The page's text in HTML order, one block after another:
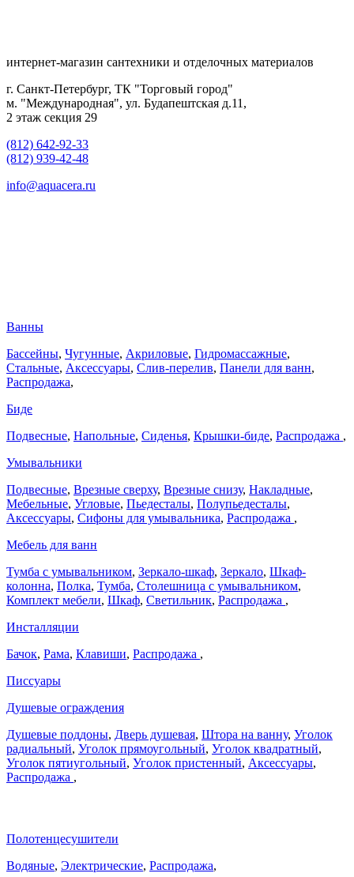
интернет-магазин сантехники и отделочных материалов
г. Санкт-Петербург, ТК "Торговый город"
м. "Международная", ул. Будапештская д.11,
2 этаж секция 29
(812) 642-92-33
(812) 939-42-48
info@aquacera.ru
Ванны
Бассейны, Чугунные, Акриловые, Гидромассажные,
Стальные, Аксессуары, Слив-перелив, Панели для ванн,
Распродажа,
Биде
Подвесные, Напольные, Сиденья, Крышки-биде, Распродажа ,
Умывальники
Подвесные, Врезные сверху, Врезные снизу, Накладные,
Мебельные, Угловые, Пьедесталы, Полупьедесталы,
Аксессуары, Сифоны для умывальника, Распродажа ,
Мебель для ванн
Тумба с умывальником, Зеркало-шкаф, Зеркало, Шкаф-
колонна, Полка, Тумба, Столешница с умывальником,
Комплект мебели, Шкаф, Светильник, Распродажа ,
Инсталляции
Бачок, Рама, Клавиши, Распродажа ,
Писсуары
Душевые ограждения
Душевые поддоны, Дверь душевая, Штора на ванну, Уголок
радиальный, Уголок прямоугольный, Уголок квадратный,
Уголок пятиугольный, Уголок пристенный, Аксессуары,
Распродажа ,
Полотенцесушители
Водяные, Электрические, Распродажа,